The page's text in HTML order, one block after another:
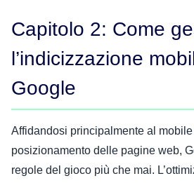
Capitolo 2: Come
l’indicizzazione
Google
Affidandosi principalmente al mobile
posizionamento delle pagine web,
regole del gioco più che mai.